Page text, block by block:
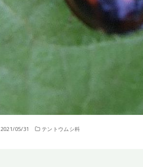
2021/05/31 テントウムシ科